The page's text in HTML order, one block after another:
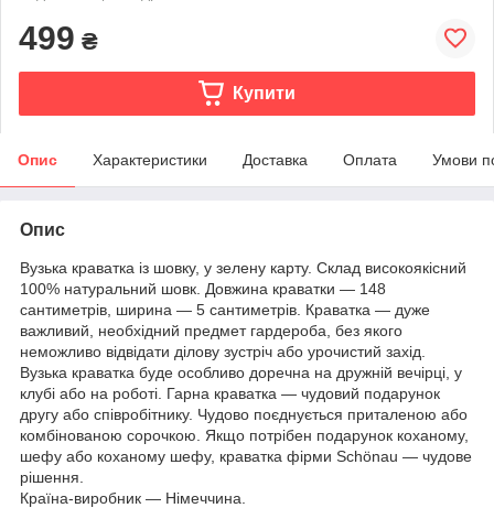
499 ₴
Купити
Опис Характеристики Доставка Оплата Умови
Опис
Вузька краватка із шовку, у зелену карту. Склад високоякісний
100% натуральний шовк. Довжина краватки — 148
сантиметрів, ширина — 5 сантиметрів. Краватка — дуже
важливий, необхідний предмет гардероба, без якого
неможливо відвідати ділову зустріч або урочистий захід.
Вузька краватка буде особливо доречна на дружній вечірці, у
клубі або на роботі. Гарна краватка — чудовий подарунок
другу або співробітнику. Чудово поєднується приталеною або
комбінованою сорочкою. Якщо потрібен подарунок коханому,
шефу або коханому шефу, краватка фірми Schönau — чудове
рішення.
Країна-виробник — Німеччина.